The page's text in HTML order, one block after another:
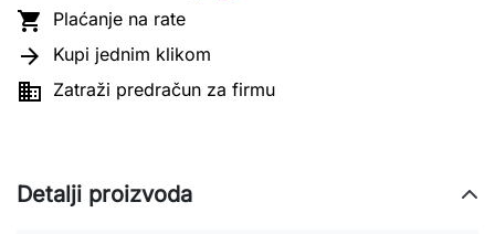
 Plaćanje na rate
 Kupi jednim klikom
 Zatraži predračun za firmu
Detalji proizvoda